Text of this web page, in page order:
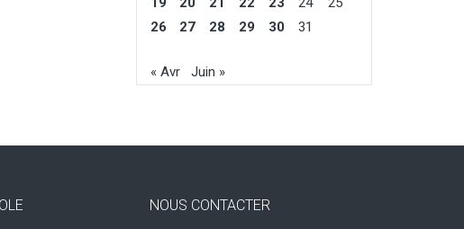
26
27 28 29 30 31
« Avr Juin »
NOUS CONTACTER